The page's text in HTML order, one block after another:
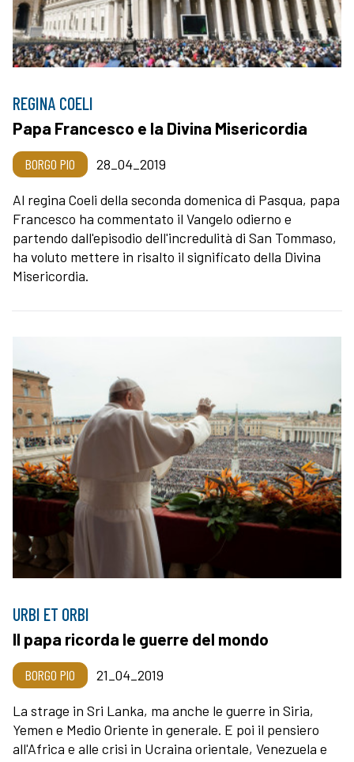
REGINA COELI
Papa Francesco e la Divina Misericordia
BORGO PIO 28_04_2019
Al regina Coeli della seconda domenica di Pasqua, papa
Francesco ha commentato il Vangelo odierno e
partendo dall'episodio dell'incredulità di San Tommaso,
ha voluto mettere in risalto il significato della Divina
Misericordia.
URBI ET ORBI
Il papa ricorda le guerre del mondo
BORGO PIO 21_04_2019
La strage in Sri Lanka, ma anche le guerre in Siria,
Yemen e Medio Oriente in generale. E poi il pensiero
all'Africa e alle crisi in Ucraina orientale, Venezuela e